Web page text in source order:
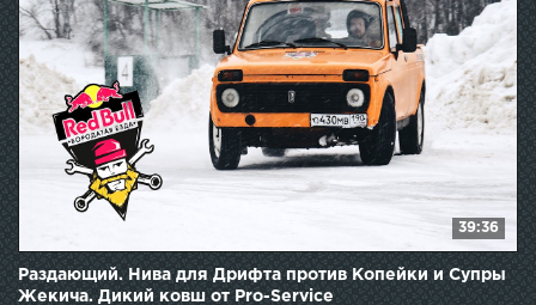
39:36
Раздающий. Нива для Дрифта против Копейки и Супры
Жекича. Дикий ковш от Pro-Service